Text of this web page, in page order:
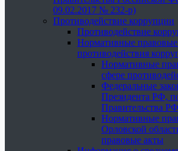
09.02.2017 № 232-р)
Противодействие коррупции
Противодействие
Нормативные
противодействия
Нормативные
сфере
Федеральные
Президента РФ,
Правительства РФ
Нормативные
Орловской
правовые акты